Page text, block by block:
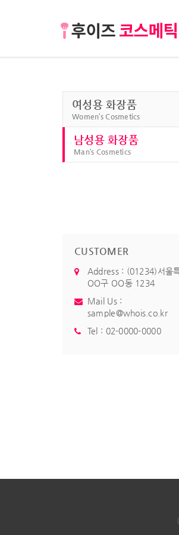
여성용 화장품
Women’s Cosmetics
남성용 화장품
Man’s Cosmetics
CUSTOMER
Address : (01234)서울
OO구 OO동 1234
Mail Us :
sample@whois.co.kr
Tel : 02-0000-0000